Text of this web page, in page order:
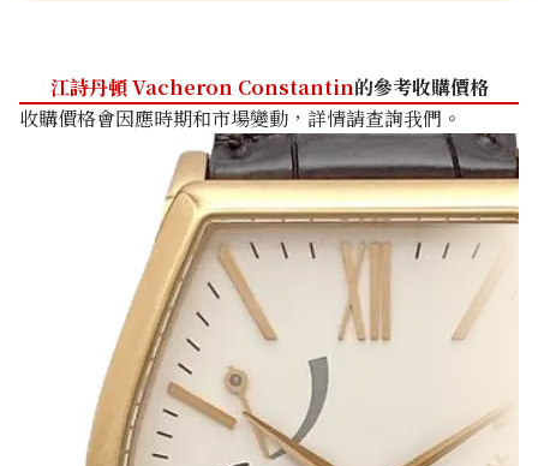
江詩丹頓 Vacheron Constantin的參考收購價格
收購價格會因應時期和市場變動，詳情請查詢我們。